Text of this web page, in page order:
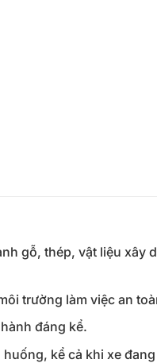
gỗ, thép, vật liệu xây
trường làm việc an
đáng kể.
kể cả khi xe